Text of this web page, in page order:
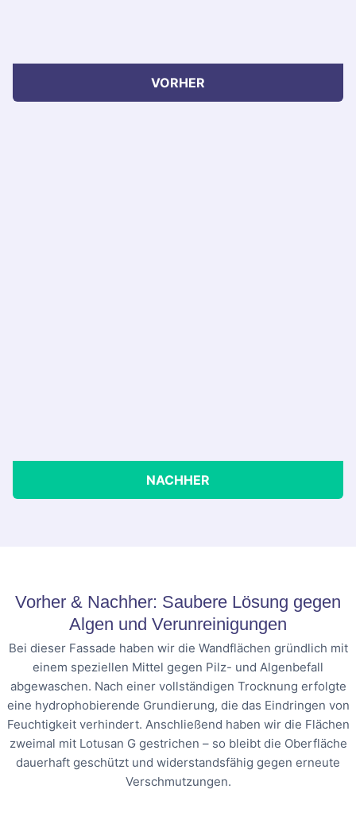
VORHER
NACHHER
Vorher & Nachher: Saubere Lösung gegen
Algen und Verunreinigungen
Bei dieser Fassade haben wir die Wandflächen gründlich mit
einem speziellen Mittel gegen Pilz- und Algenbefall
abgewaschen. Nach einer vollständigen Trocknung erfolgte
eine hydrophobierende Grundierung, die das Eindringen von
Feuchtigkeit verhindert. Anschließend haben wir die Flächen
zweimal mit Lotusan G gestrichen – so bleibt die Oberfläche
dauerhaft geschützt und widerstandsfähig gegen erneute
Verschmutzungen.